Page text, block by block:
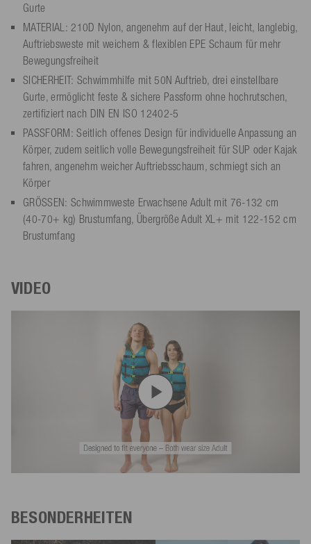
Gurte
MATERIAL: 210D Nylon, angenehm auf der Haut, leicht, langlebig,
Auftriebsweste mit weichem & flexiblen EPE Schaum für mehr
Bewegungsfreiheit
SICHERHEIT: Schwimmhilfe mit 50N Auftrieb, drei einstellbare
Gurte, ermöglicht feste & sichere Passform ohne hochrutschen,
zertifiziert nach DIN EN ISO 12402-5
PASSFORM: Seitlich offenes Design für individuelle Anpassung an
Körper, zudem seitlich volle Bewegungsfreiheit für SUP oder Kajak
fahren, angenehm weicher Auftriebsschaum, schmiegt sich an
Körper
GRÖSSEN: Schwimmweste Erwachsene Adult mit 76-132 cm
(40-70+ kg) Brustumfang, Übergröße Adult XL+ mit 122-152 cm
Brustumfang
VIDEO
BESONDERHEITEN